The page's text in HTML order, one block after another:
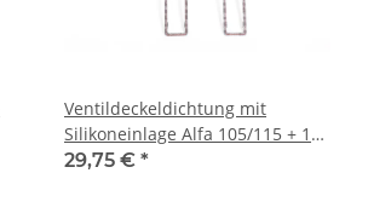
Ventildeckeldichtung mit
Silikoneinlage Alfa 105/115 + 116
4-Zyl. NEU
29,75 € *